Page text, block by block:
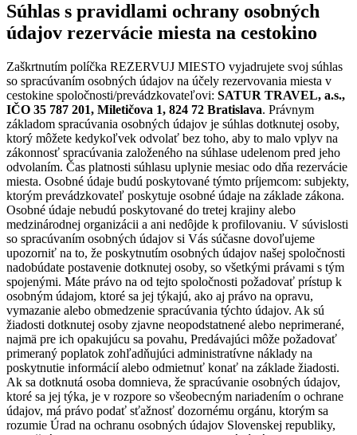
Súhlas s pravidlami ochrany osobných
údajov rezervácie miesta na cestokino
Zaškrtnutím políčka REZERVUJ MIESTO vyjadrujete svoj súhlas
so spracúvaním osobných údajov na účely rezervovania miesta v
cestokine spoločnosti/prevádzkovateľovi: SATUR TRAVEL, a.s.,
IČO 35 787 201, Miletičova 1, 824 72 Bratislava. Právnym
základom spracúvania osobných údajov je súhlas dotknutej osoby,
ktorý môžete kedykoľvek odvolať bez toho, aby to malo vplyv na
zákonnosť spracúvania založeného na súhlase udelenom pred jeho
odvolaním. Čas platnosti súhlasu uplynie mesiac odo dňa rezervácie
miesta. Osobné údaje budú poskytované týmto príjemcom: subjekty,
ktorým prevádzkovateľ poskytuje osobné údaje na základe zákona.
Osobné údaje nebudú poskytované do tretej krajiny alebo
medzinárodnej organizácii a ani nedôjde k profilovaniu. V súvislosti
so spracúvaním osobných údajov si Vás súčasne dovoľujeme
upozorniť na to, že poskytnutím osobných údajov našej spoločnosti
nadobúdate postavenie dotknutej osoby, so všetkými právami s tým
spojenými. Máte právo na od tejto spoločnosti požadovať prístup k
osobným údajom, ktoré sa jej týkajú, ako aj právo na opravu,
vymazanie alebo obmedzenie spracúvania týchto údajov. Ak sú
žiadosti dotknutej osoby zjavne neopodstatnené alebo neprimerané,
najmä pre ich opakujúcu sa povahu, Predávajúci môže požadovať
primeraný poplatok zohľadňujúci administratívne náklady na
poskytnutie informácií alebo odmietnuť konať na základe žiadosti.
Ak sa dotknutá osoba domnieva, že spracúvanie osobných údajov,
ktoré sa jej týka, je v rozpore so všeobecným nariadením o ochrane
údajov, má právo podať sťažnosť dozornému orgánu, ktorým sa
rozumie Úrad na ochranu osobných údajov Slovenskej republiky,